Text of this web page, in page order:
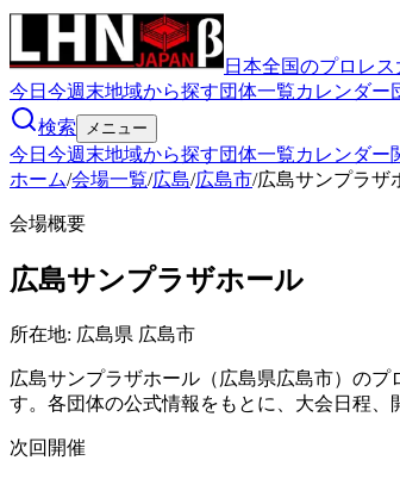
日本全国のプロレ
今日 今週末地域から探す団体一覧カレンダー
検索
メニュー
今日 今週末地域から探す団体一覧カレンダー
ホーム/会場一覧/広島/広島市/広島サンプラザ
会場概要
広島サンプラザホール
所在地: 広島県 広島市
広島サンプラザホール（広島県広島市）の
す。各団体の公式情報をもとに、大会日程、
次回開催